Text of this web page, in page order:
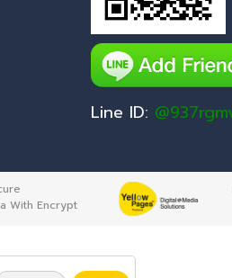
Line ID:
With Encrypt